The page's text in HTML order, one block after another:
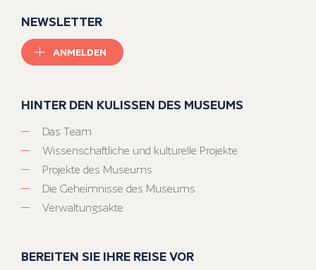
NEWSLETTER
ANMELDEN
HINTER DEN KULISSEN DES MUSEUMS
Das Team
Wissenschaftliche und kulturelle Projekte
Projekte des Museums
Die Geheimnisse des Museums
Verwaltungsakte
BEREITEN SIE IHRE REISE VOR